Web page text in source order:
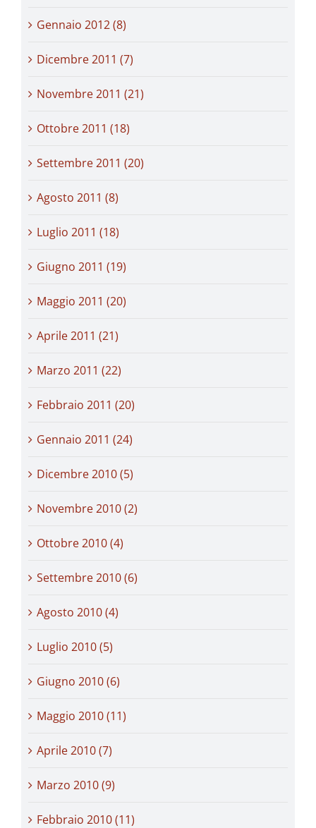
Gennaio 2012 (8)
Dicembre 2011 (7)
Novembre 2011 (21)
Ottobre 2011 (18)
Settembre 2011 (20)
Agosto 2011 (8)
Luglio 2011 (18)
Giugno 2011 (19)
Maggio 2011 (20)
Aprile 2011 (21)
Marzo 2011 (22)
Febbraio 2011 (20)
Gennaio 2011 (24)
Dicembre 2010 (5)
Novembre 2010 (2)
Ottobre 2010 (4)
Settembre 2010 (6)
Agosto 2010 (4)
Luglio 2010 (5)
Giugno 2010 (6)
Maggio 2010 (11)
Aprile 2010 (7)
Marzo 2010 (9)
Febbraio 2010 (11)